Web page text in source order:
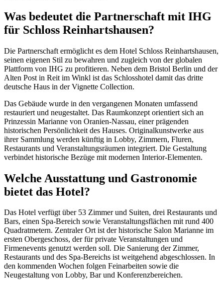
Was bedeutet die Partnerschaft mit IHG
für Schloss Reinhartshausen?
Die Partnerschaft ermöglicht es dem Hotel Schloss Reinhartshausen,
seinen eigenen Stil zu bewahren und zugleich von der globalen
Plattform von IHG zu profitieren. Neben dem Bristol Berlin und der
Alten Post in Reit im Winkl ist das Schlosshotel damit das dritte
deutsche Haus in der Vignette Collection.
Das Gebäude wurde in den vergangenen Monaten umfassend
restauriert und neugestaltet. Das Raumkonzept orientiert sich an
Prinzessin Marianne von Oranien-Nassau, einer prägenden
historischen Persönlichkeit des Hauses. Originalkunstwerke aus
ihrer Sammlung werden künftig in Lobby, Zimmern, Fluren,
Restaurants und Veranstaltungsräumen integriert. Die Gestaltung
verbindet historische Bezüge mit modernen Interior-Elementen.
Welche Ausstattung und Gastronomie
bietet das Hotel?
Das Hotel verfügt über 53 Zimmer und Suiten, drei Restaurants und
Bars, einen Spa-Bereich sowie Veranstaltungsflächen mit rund 400
Quadratmetern. Zentraler Ort ist der historische Salon Marianne im
ersten Obergeschoss, der für private Veranstaltungen und
Firmenevents genutzt werden soll. Die Sanierung der Zimmer,
Restaurants und des Spa-Bereichs ist weitgehend abgeschlossen. In
den kommenden Wochen folgen Feinarbeiten sowie die
Neugestaltung von Lobby, Bar und Konferenzbereichen.